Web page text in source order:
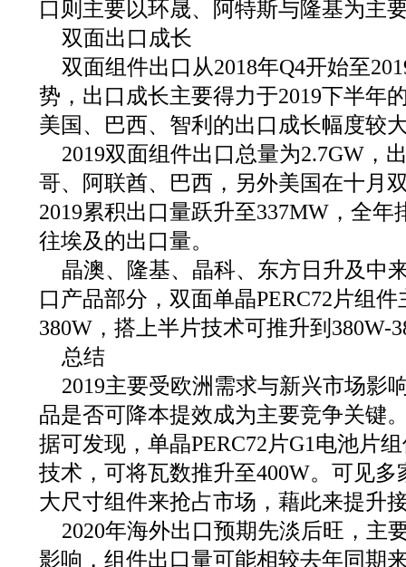
口则主要以环晟、阿特斯与隆基为主
双面出口成长
双面组件出口从2018年Q4开始至
势，出口成长主要得力于2019下半年
美国、巴西、智利的出口成长幅度较
2019双面组件出口总量为2.7GW，
哥、阿联酋、巴西，另外美国在十月
2019累积出口量跃升至337MW，全
往埃及的出口量。
晶澳、隆基、晶科、东方日升及中
口产品部分，双面单晶PERC72片组
380W，搭上半片技术可推升到380W-
总结
2019主要受欧洲需求与新兴市场影
品是否可降本提效成为主要竞争关键
据可发现，单晶PERC72片G1电池片
技术，可将瓦数推升至400W。可见
大尺寸组件来抢占市场，藉此来提升
2020年海外出口预期先淡后旺，主
影响，组件出口量可能相较去年同期